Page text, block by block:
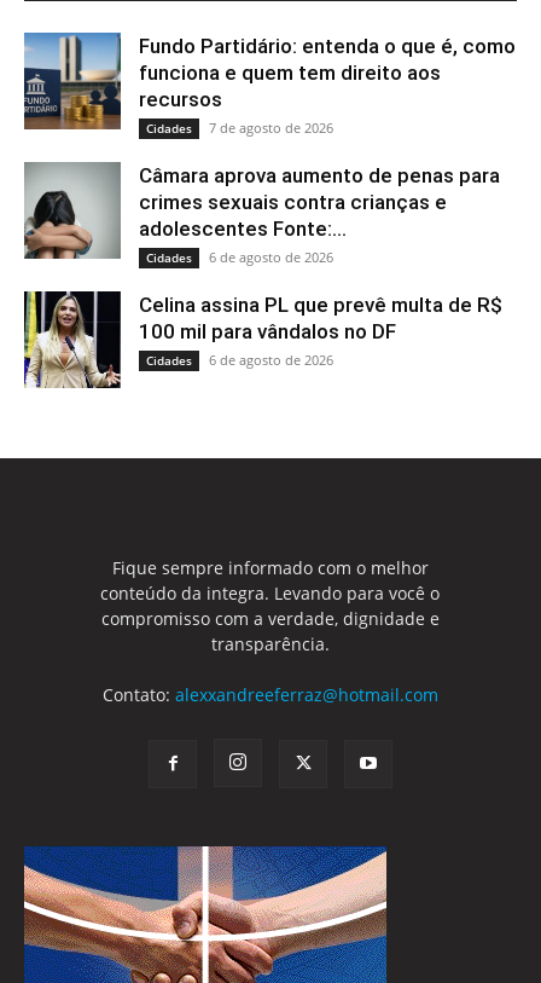
Fundo Partidário: entenda o que é, como
funciona e quem tem direito aos
recursos
Cidades 7 de agosto de 2026
Câmara aprova aumento de penas para
crimes sexuais contra crianças e
adolescentes Fonte:...
Cidades 6 de agosto de 2026
Celina assina PL que prevê multa de R$
100 mil para vândalos no DF
Cidades 6 de agosto de 2026
Fique sempre informado com o melhor
conteúdo da integra. Levando para você o
compromisso com a verdade, dignidade e
transparência.
Contato: alexxandreeferraz@hotmail.com